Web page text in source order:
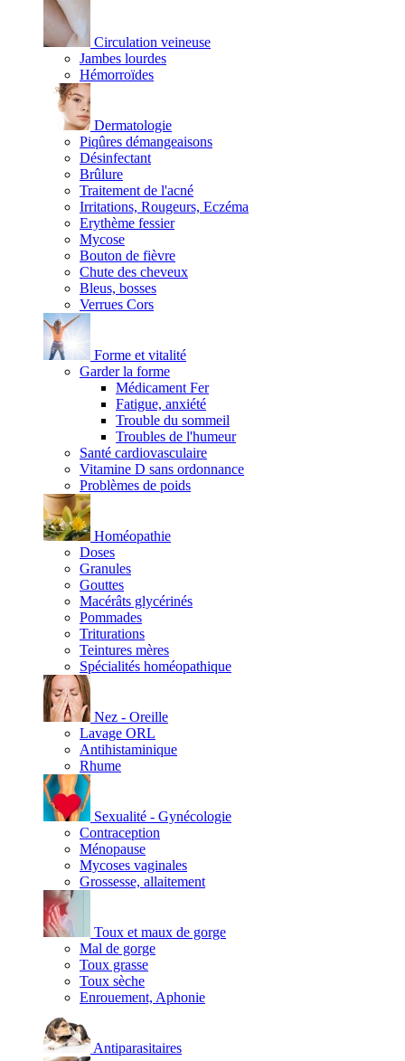
Circulation veineuse
Jambes lourdes
Hémorroïdes
Dermatologie
Piqûres démangeaisons
Désinfectant
Brûlure
Traitement de l'acné
Irritations, Rougeurs, Eczéma
Erythème fessier
Mycose
Bouton de fièvre
Chute des cheveux
Bleus, bosses
Verrues Cors
Forme et vitalité
Garder la forme
Médicament Fer
Fatigue, anxiété
Trouble du sommeil
Troubles de l'humeur
Santé cardiovasculaire
Vitamine D sans ordonnance
Problèmes de poids
Homéopathie
Doses
Granules
Gouttes
Macérâts glycérinés
Pommades
Triturations
Teintures mères
Spécialités homéopathique
Nez - Oreille
Lavage ORL
Antihistaminique
Rhume
Sexualité - Gynécologie
Contraception
Ménopause
Mycoses vaginales
Grossesse, allaitement
Toux et maux de gorge
Mal de gorge
Toux grasse
Toux sèche
Enrouement, Aphonie
Antiparasitaires